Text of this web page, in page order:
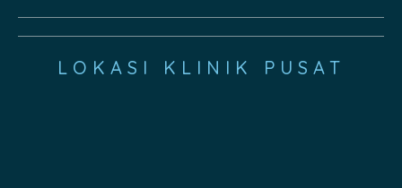
LOKASI KLINIK PUSAT